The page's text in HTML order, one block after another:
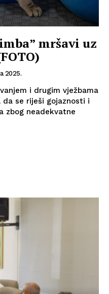
mršavi uz
2025.
i drugim vježbama
se riješi gojaznosti i
zbog neadekvatne